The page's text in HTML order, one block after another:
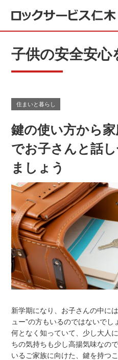
子供の安全安心
住まいと暮らし
鍵の使い方から
でお子さんと話
ましょう
新学期になり、お子さんの中に
ュー”の方もいるのではないで
何となく知っていて、少し大人
ちの気持ちも少し高揚気味なの
いるご家族に向けた、鍵を持つ